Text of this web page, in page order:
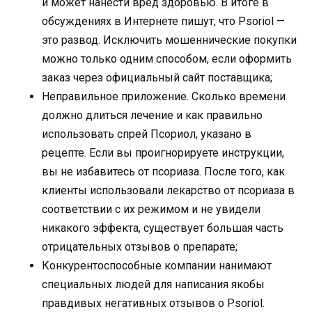
и может нанести вред здоровью. В итоге в
обсуждениях в Интернете пишут, что Psoriol —
это развод. Исключить мошеннические покупки
можно только одним способом, если оформить
заказ через официальный сайт поставщика;
Неправильное приложение. Сколько времени
должно длиться лечение и как правильно
использовать спрей Псориол, указано в
рецепте. Если вы проигнорируете инструкции,
вы не избавитесь от псориаза. После того, как
клиенты использовали лекарство от псориаза в
соответствии с их режимом и не увидели
никакого эффекта, существует большая часть
отрицательных отзывов о препарате;
Конкурентоспособные компании нанимают
специальных людей для написания якобы
правдивых негативных отзывов о Psoriol.